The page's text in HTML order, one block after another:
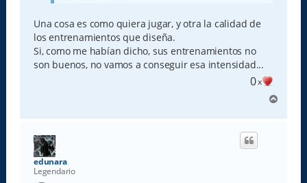
Una cosa es como quiera jugar, y otra la calidad de
los entrenamientos que diseña.
Si, como me habían dicho, sus entrenamientos no
son buenos, no vamos a conseguir esa intensidad...
0x
r
edunara
Legendario